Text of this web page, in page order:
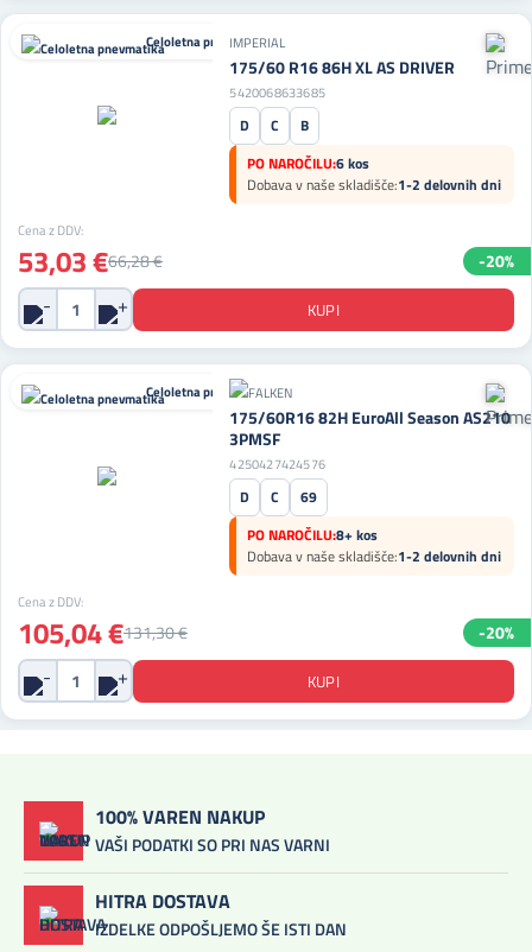
Celoletna pnevmatika
IMPERIAL
175/60 R16 86H XL AS DRIVER
5420068633685
D C
B
PO NAROČILU:6 kos
Dobava v naše skladišče:1-2 delovnih dni
Cena z DDV:
53,03 €66,28 € -20%
Celoletna pnevmatika
175/60R16 82H EuroAll Season AS210
3PMSF
4250427424576
D C
69
PO NAROČILU:8+ kos
Dobava v naše skladišče:1-2 delovnih dni
Cena z DDV:
105,04 €131,30 € -20%
100% VAREN NAKUP
VAŠI PODATKI SO PRI NAS VARNI
HITRA DOSTAVA
IZDELKE ODPOŠLJEMO ŠE ISTI DAN